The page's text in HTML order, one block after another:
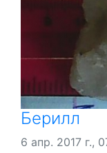
Берилл
6 апр. 2017 г.,